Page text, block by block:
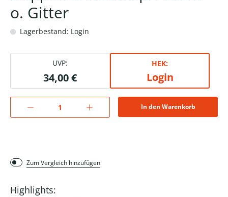
o. Gitter
Lagerbestand: Login
UVP:
34,00 €
HEK:
Login
In den Warenkorb
Zum Vergleich hinzufügen
Highlights: